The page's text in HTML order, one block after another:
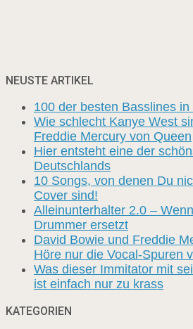
NEUSTE ARTIKEL
100 der besten Basslines
Wie schlecht Kanye West
Freddie Mercury von Queen
Hier entsteht eine der
Deutschlands
10 Songs, von denen Du
Cover sind!
Alleinunterhalter 2.0 –
Drummer ersetzt
David Bowie und Freddie
Höre nur die Vocal-Spuren
Was dieser Immitator mit
ist einfach nur zu krass
KATEGORIEN